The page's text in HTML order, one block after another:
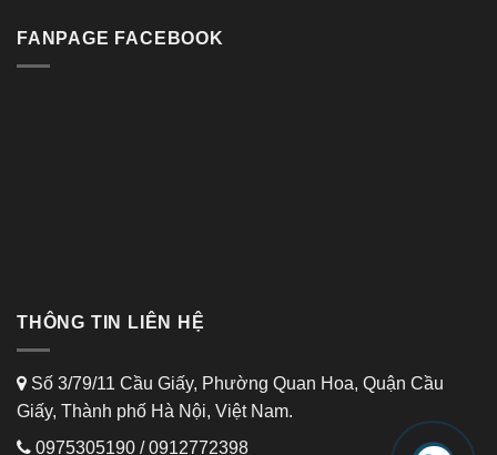
FANPAGE FACEBOOK
THÔNG TIN LIÊN HỆ
Số 3/79/11 Cầu Giấy, Phường Quan Hoa, Quận Cầu
Giấy, Thành phố Hà Nội, Việt Nam.
0975305190 /0912772398